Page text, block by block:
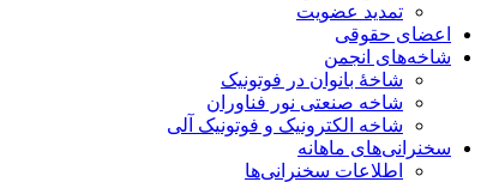
تمدید عضویت
اعضای حقوقی
شاخه‌های انجمن
شاخۀ بانوان در فوتونیک
شاخه صنعتی نور فناوران
شاخه‌ الکترونیک و فوتونیک آلی
سخنرانی‌های ماهانه
اطلاعات سخنرانی‌‌ها